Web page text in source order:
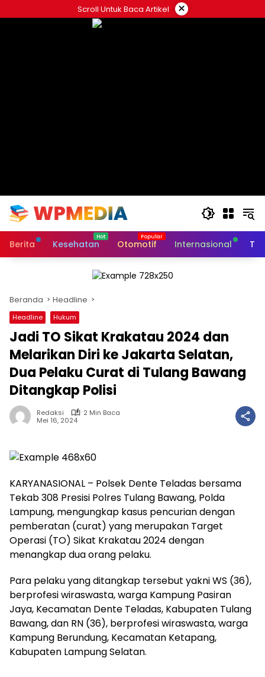
ke
Scroll Untuk Baca Artikel ×
Berita Kesehatan Otomotif Internasional
Beranda Headline
Headline Hukum
Jadi TO Sikat Krakatau 2024 dan
Melarikan Diri ke Jakarta Selatan,
Dua Pelaku Curat di Tulang Bawang
Ditangkap Polisi
Redaksi
2 Min Baca
Mei 16, 2024
KARYANASIONAL – Polsek Dente Teladas bersama
Tekab 308 Presisi Polres Tulang Bawang, Polda
Lampung, mengungkap kasus pencurian dengan
pemberatan (curat) yang merupakan Target
Operasi (TO) Sikat Krakatau 2024 dengan
menangkap dua orang pelaku.
Para pelaku yang ditangkap tersebut yakni WS (36),
berprofesi wiraswasta, warga Kampung Pasiran
Jaya, Kecamatan Dente Teladas, Kabupaten Tulang
Bawang, dan RN (36), berprofesi wiraswasta, warga
Kampung Berundung, Kecamatan Ketapang,
Kabupaten Lampung Selatan.